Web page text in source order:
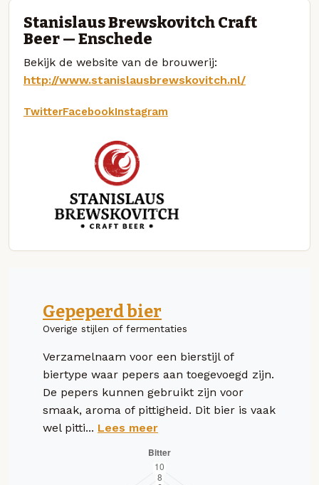
Stanislaus Brewskovitch Craft
Beer — Enschede
Bekijk de website van de brouwerij:
http://www.stanislausbrewskovitch.nl/
TwitterFacebookInstagram
Gepeperd bier
Overige stijlen of fermentaties
Verzamelnaam voor een bierstijl of
biertype waar pepers aan toegevoegd zijn.
De pepers kunnen gebruikt zijn voor
smaak, aroma of pittigheid. Dit bier is vaak
wel pitti... Lees meer